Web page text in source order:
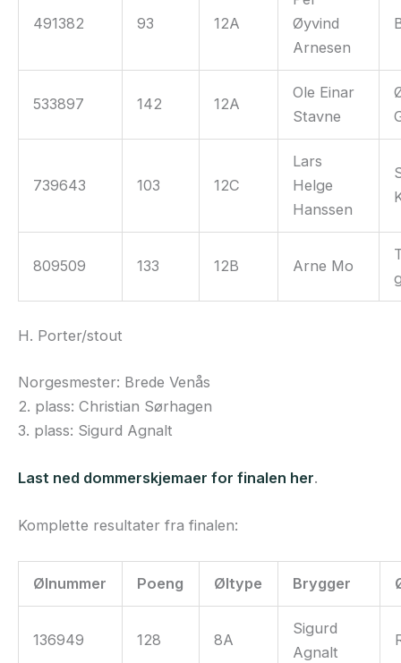
491382 93 12A
Øyvind
Arnesen
533897 142 12A
Ole Einar
Stavne
739643 103 12C
Lars
Helge
Hanssen
809509 133 12B Arne Mo
H. Porter/stout
Norgesmester: Brede Venås
2. plass: Christian Sørhagen
3. plass: Sigurd Agnalt
Last ned dommerskjemaer for finalen her.
Komplette resultater fra finalen:
Ølnummer Poeng Øltype Brygger
136949 128 8A
Sigurd
Agnalt